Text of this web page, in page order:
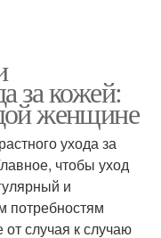
за кожей:
женщине
ухода за
чтобы уход
и
потребностям
от случая к случаю